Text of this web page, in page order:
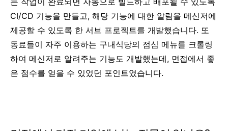
CI/CD 기능을 만들고, 해당 기능에 대한 알림을 메신저에
제공할 수 있도록 한 서브 프로젝트를 개발했습니다. 또
동료들이 자주 이용하는 구내식당의 점심 메뉴를 크롤링
하여 메신저로 알려주는 기능도 개발했는데, 면접에서 좋
은 점수를 얻을 수 있었던 포인트였습니다.